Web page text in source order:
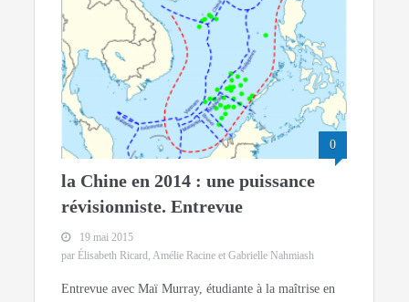
0
la Chine en 2014 : une puissance
révisionniste. Entrevue
19 mai 2015
par Élisabeth Ricard, Amélie Racine et Gabrielle Nahmiash
Entrevue avec Maï Murray, étudiante à la maîtrise en